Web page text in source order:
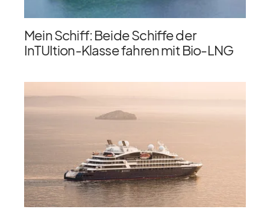
Mein Schiff: Beide Schiffe der
InTUItion-Klasse fahren mit Bio-LNG